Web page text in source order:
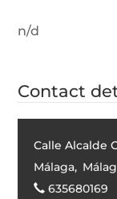
n/d
Contact
Calle Alcalde
Málaga,
635680169